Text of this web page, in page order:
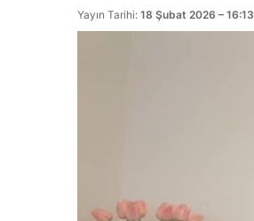
Yayın Tarihi: 18 Şubat 2026 – 16:13